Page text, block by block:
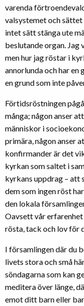
varenda
valsystemet och
intet sätt stänga ute
beslutande organ. Jag
men hur jag röstar i
annorlunda och har en
en grund som inte
Förtidsröstningen
många; någon anser
människor i
primära, någon anser
konfirmander är det
kyrkan som saltet i
kyrkans uppdrag – att
dem som ingen röst
den lokala
Oavsett vår
rösta, tack och lov för
I församlingen där du
livets stora och små
söndagarna som kan
meditera över länge,
emot ditt barn eller